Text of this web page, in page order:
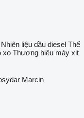
Nhiên liệu dầu diesel Thể
xo Thương hiệu máy xịt
Marcin